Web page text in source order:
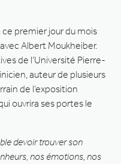
ce premier jour du mois
Albert Moukheiber.
de l’Université Pierre-
auteur de plusieurs
de l’exposition
ouvrira ses portes le
devoir trouver son
nos émotions, nos